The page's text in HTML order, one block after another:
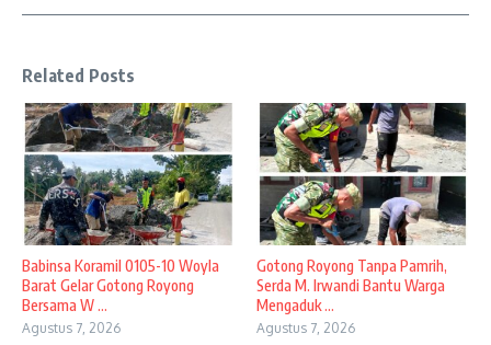
Related Posts
Babinsa Koramil 0105-10 Woyla
Barat Gelar Gotong Royong
Bersama W ...
Agustus 7, 2026
Gotong Royong Tanpa Pamrih,
Serda M. Irwandi Bantu Warga
Mengaduk ...
Agustus 7, 2026